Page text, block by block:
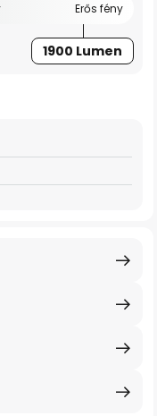
Erős fény
1900 Lumen